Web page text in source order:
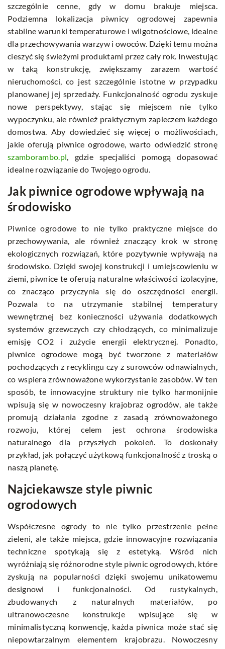
szczególnie cenne, gdy w domu brakuje miejsca.
Podziemna lokalizacja piwnicy ogrodowej zapewnia
stabilne warunki temperaturowe i wilgotnościowe, idealne
dla przechowywania warzyw i owoców. Dzięki temu można
cieszyć się świeżymi produktami przez cały rok. Inwestując
w taką konstrukcję, zwiększamy zarazem wartość
nieruchomości, co jest szczególnie istotne w przypadku
planowanej jej sprzedaży. Funkcjonalność ogrodu zyskuje
nowe perspektywy, stając się miejscem nie tylko
wypoczynku, ale również praktycznym zapleczem każdego
domostwa. Aby dowiedzieć się więcej o możliwościach,
jakie oferują piwnice ogrodowe, warto odwiedzić stronę
szamborambo.pl, gdzie specjaliści pomogą dopasować
idealne rozwiązanie do Twojego ogrodu.
Jak piwnice ogrodowe wpływają na
środowisko
Piwnice ogrodowe to nie tylko praktyczne miejsce do
przechowywania, ale również znaczący krok w stronę
ekologicznych rozwiązań, które pozytywnie wpływają na
środowisko. Dzięki swojej konstrukcji i umiejscowieniu w
ziemi, piwnice te oferują naturalne właściwości izolacyjne,
co znacząco przyczynia się do oszczędności energii.
Pozwala to na utrzymanie stabilnej temperatury
wewnętrznej bez konieczności używania dodatkowych
systemów grzewczych czy chłodzących, co minimalizuje
emisję CO2 i zużycie energii elektrycznej. Ponadto,
piwnice ogrodowe mogą być tworzone z materiałów
pochodzących z recyklingu czy z surowców odnawialnych,
co wspiera zrównoważone wykorzystanie zasobów. W ten
sposób, te innowacyjne struktury nie tylko harmonijnie
wpisują się w nowoczesny krajobraz ogrodów, ale także
promują działania zgodne z zasadą zrównoważonego
rozwoju, której celem jest ochrona środowiska
naturalnego dla przyszłych pokoleń. To doskonały
przykład, jak połączyć użytkową funkcjonalność z troską o
naszą planetę.
Najciekawsze style piwnic
ogrodowych
Współczesne ogrody to nie tylko przestrzenie pełne
zieleni, ale także miejsca, gdzie innowacyjne rozwiązania
techniczne spotykają się z estetyką. Wśród nich
wyróżniają się różnorodne style piwnic ogrodowych, które
zyskują na popularności dzięki swojemu unikatowemu
designowi i funkcjonalności. Od rustykalnych,
zbudowanych z naturalnych materiałów, po
ultranowoczesne konstrukcje wpisujące się w
minimalistyczną konwencję, każda piwnica może stać się
niepowtarzalnym elementem krajobrazu. Nowoczesny